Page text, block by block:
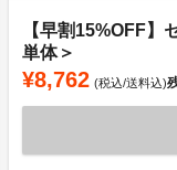
【早割15%OFF】
単体＞
¥8,762 (税込/送料込)